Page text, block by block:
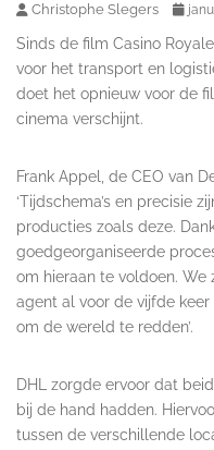
Christophe Slegers
Sinds de film Casino
voor het transport en
doet het opnieuw voor de
cinema verschijnt.
Frank Appel, de CEO van
‘Tijdschema’s en precisie
producties zoals deze.
goedgeorganiseerde
om hieraan te voldoen.
agent al voor de vijfde
om de wereld te redden’.
DHL zorgde ervoor dat
bij de hand hadden.
tussen de verschillende